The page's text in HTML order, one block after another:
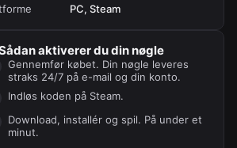
PC, Steam
aktiverer du din nøgle
Gennemfør købet. Din nøgle leveres
straks 24/7 på e-mail og din konto.
Indløs koden på Steam.
Download, installér og spil. På under et
minut.